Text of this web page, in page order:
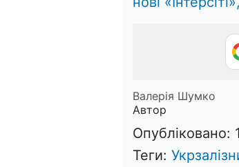
Валерія Шумко
Автор
Опубліковано:
Теги: